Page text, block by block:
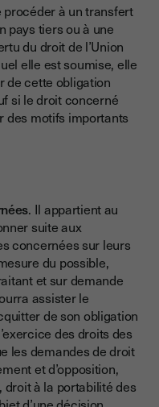
procéder à un transfert
pays tiers ou à une
du droit de l’Union
elle est soumise, elle
de cette obligation
si le droit concerné
des motifs importants
. Il appartient au
suite aux
concernées sur leurs
du possible,
et sur demande
assister le
de son obligation
des droits des
les demandes de droit
et d’opposition,
à la portabilité des